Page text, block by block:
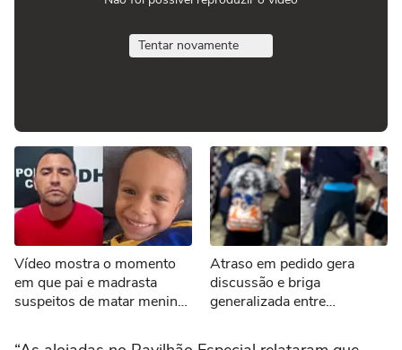
Tentar novamente
Vídeo mostra o momento
em que pai e madrasta
suspeitos de matar menino
Tocantins
Atraso em pedido gera
discussão e briga
generalizada entre
pizzaria em SP